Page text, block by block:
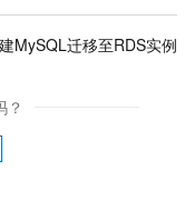
MySQL迁移至RDS实例
？